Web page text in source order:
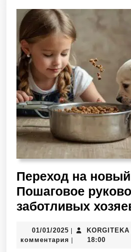
Переход на
Пошаговое
заботливых
01/01/2025 | KORGITEKA
комментария | 18:00